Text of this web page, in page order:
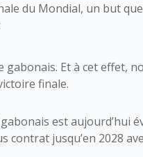
du Mondial, un but que
Et à cet effet,
finale.
est aujourd’hui
contrat jusqu’en 2028